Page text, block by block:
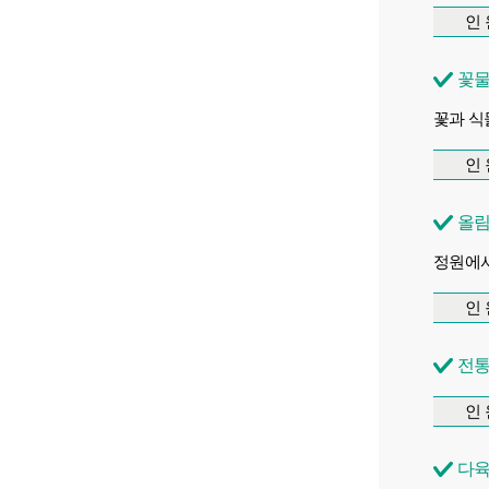
인
꽃
꽃과 식
인
올
정원에
인
전
인
다